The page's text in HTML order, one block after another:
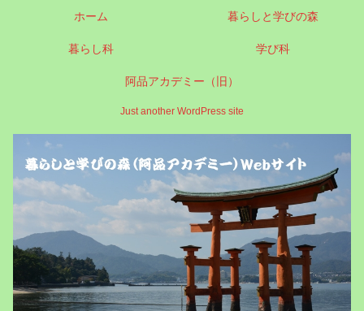
Just another WordPress site
ホーム 暮らしと学びの森
暮らし科 学び科
阿品アカデミー（旧）